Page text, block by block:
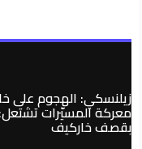
زيلنسكي: الهجوم على
معركة المسيّرات تشتعل:
بقصف خاركيف